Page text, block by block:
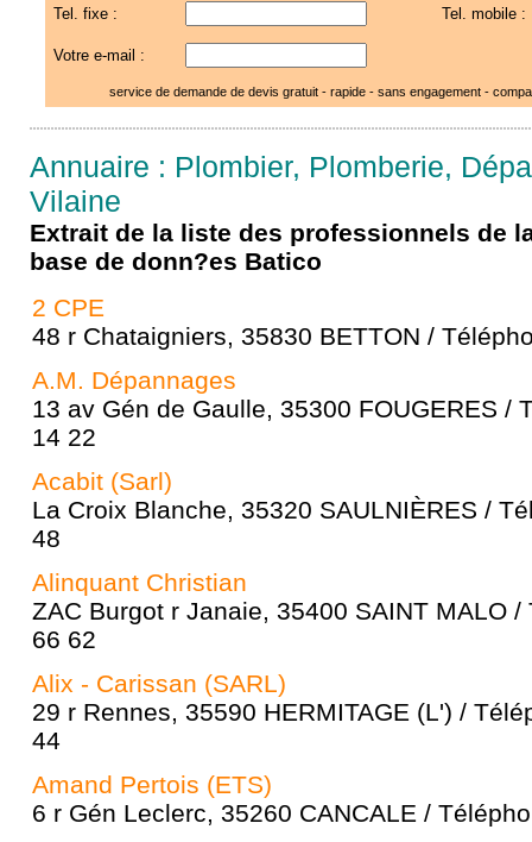
Tel. fixe : Tel. mobile :
Votre e-mail :
service de demande de devis gratuit - rapide - sans engagement -
Annuaire : Plombier, Plomberie,
Vilaine
Extrait de la liste des professionnels de
base de donn?es Batico
2 CPE
48 r Chataigniers, 35830 BETTON /
A.M. Dépannages
13 av Gén de Gaulle, 35300 FOUGERES /
14 22
Acabit (Sarl)
La Croix Blanche, 35320 SAULNIÈRES /
48
Alinquant Christian
ZAC Burgot r Janaie, 35400 SAINT MALO
66 62
Alix - Carissan (SARL)
29 r Rennes, 35590 HERMITAGE (L') /
44
Amand Pertois (ETS)
6 r Gén Leclerc, 35260 CANCALE /